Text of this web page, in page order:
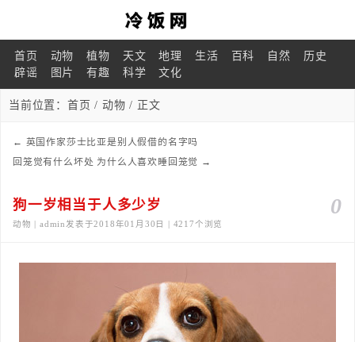
首页 动物 植物 天文 地理 生活 百科 自然
历史
辟谣
图片 有趣 科学 文化
当前位置： 首页 /动物 / 正文
← 英国作家莎士比亚是别人假借的名字吗
回笼觉有什么坏处 为什么人喜欢睡回笼觉 →
0
狗一岁相当于人多少岁
动物 | admin发表于2018年01月30日 | 4217个浏览